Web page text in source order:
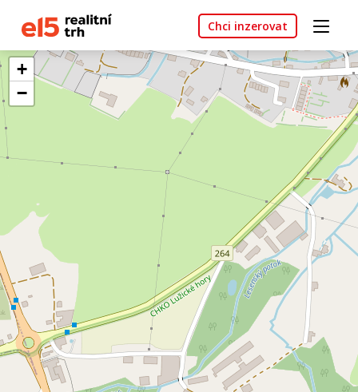
Chci inzerovat
+
−